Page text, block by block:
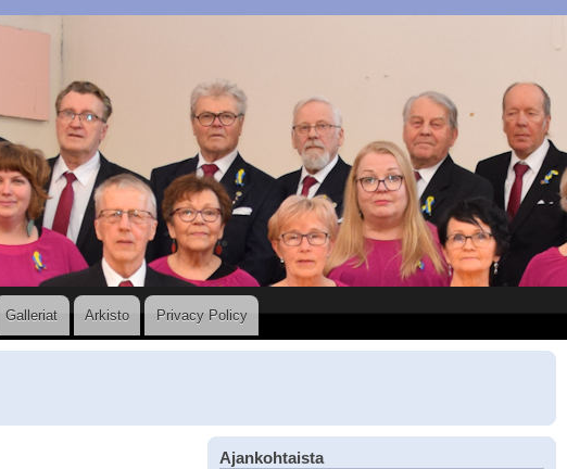
Galleriat Arkisto Privacy Policy
Ajankohtaista